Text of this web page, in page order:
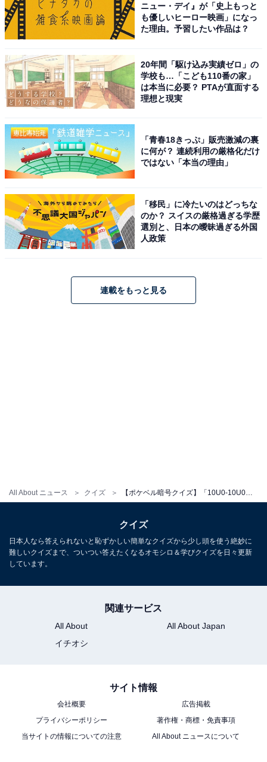
All About ニュース クイズ
ニュー・デイ』が「史上もっと
も優しいヒーロー映画」になっ
た理由。予習したい作品は？
20年間「駆け込み実績ゼロ」の
学校も…「こども110番の家」
は本当に必要？ PTAが直面する
理想と現実
「青春18きっぷ」販売激減の裏
に何が？ 連続利用の厳格化だけ
ではない「本当の理由」
「移民」に冷たいのはどっちな
のか？ スイスの厳格過ぎる学歴
選別と、日本の曖昧過ぎる外国
人政策
連載をもっと見る
クイズ
日本人なら答えられないと恥ずかしい簡単なクイズから少し頭を使う絶妙に
難しいクイズまで、ついつい答えたくなるオモシロ＆学びクイズを日々更新
しています。
関連サービス
All About
All About Japan
イチオシ
サイト情報
会社概要
広告掲載
プライバシーポリシー
著作権・商標・免責事項
当サイトの情報についての注意
All About ニュースについて